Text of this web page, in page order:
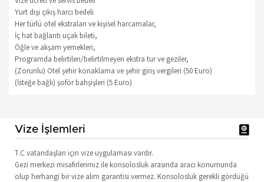
Yurt dışı çıkış harcı bedeli
Her türlü otel ekstraları ve kişisel harcamalar,
İç hat bağlantı uçak bileti,
Öğle ve akşam yemekleri,
Programda belirtilen/belirtilmeyen ekstra tur ve geziler,
(Zorunlu) Otel şehir konaklama ve şehir giriş vergileri (50 Euro)
(İsteğe bağlı) şoför bahşişleri (5 Euro)
Vize İşlemleri
T.C vatandaşları için vize uygulaması vardır.
Gezi merkezi misafirlerimiz ile konsolosluk arasında aracı konumunda
olup herhangi bir vize alım garantisi vermez. Konsolosluk gerekli gördüğü